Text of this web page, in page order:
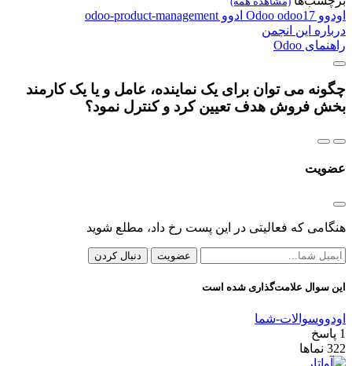
اودوو Odoo odoo17 ادوو odoo-product-management
درباره این انجمن
راهنمای Odoo
چگونه می توان برای یک نماینده، عامل و یا یک کارمند
بخش فروش هدف تعیین کرد و کنترل نمود؟
عضویت
هنگامی که فعالیتی در این پست رخ داد، مطلع شوید
عضویت دنبال کردن
این سوال علامت‌گذاری شده است
اودووسوالات-شما
1 پاسخ
322 نماها